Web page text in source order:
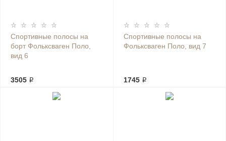
Спортивные полосы на
борт Фольксваген Поло,
вид 6
3505 ₽
Спортивные полосы на
Фольксваген Поло, вид 7
1745 ₽